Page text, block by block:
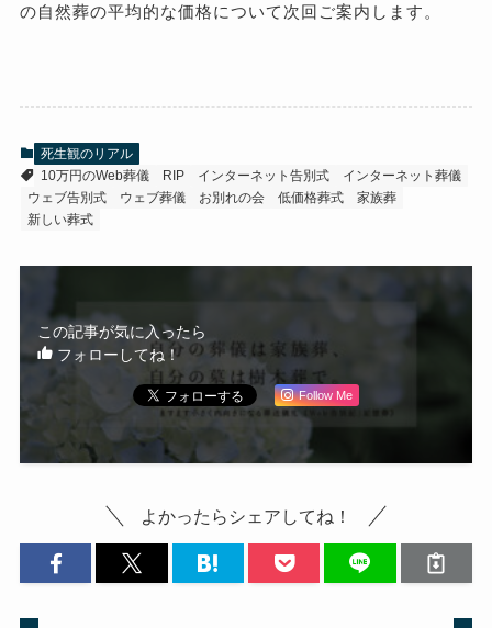
の自然葬の平均的な価格について次回ご案内します。
死生観のリアル
10万円のWeb葬儀
RIP インターネット告別式
インターネット葬儀
ウェブ告別式
ウェブ葬儀 お別れの会 低価格葬式
家族葬
新しい葬式
この記事が気に入ったら
フォローしてね！
Follow Me
よかったらシェアしてね！